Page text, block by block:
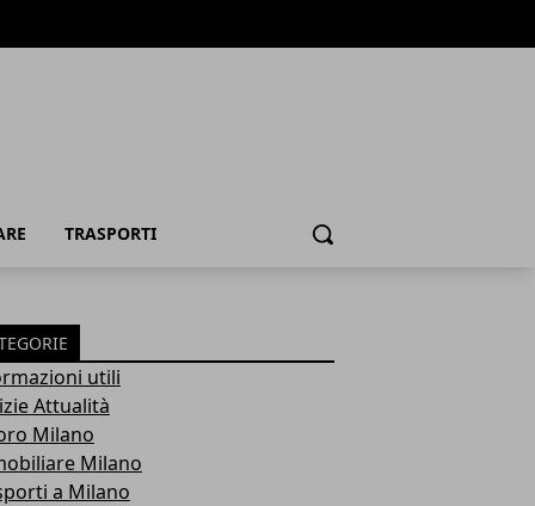
TRASPORTI Cerca
utili
Attualità
Milano
Milano
a Milano